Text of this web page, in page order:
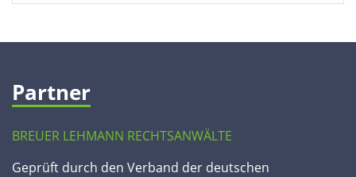
Partner
BREUER LEHMANN RECHTSANWÄLTE
Geprüft durch den Verband der deutschen